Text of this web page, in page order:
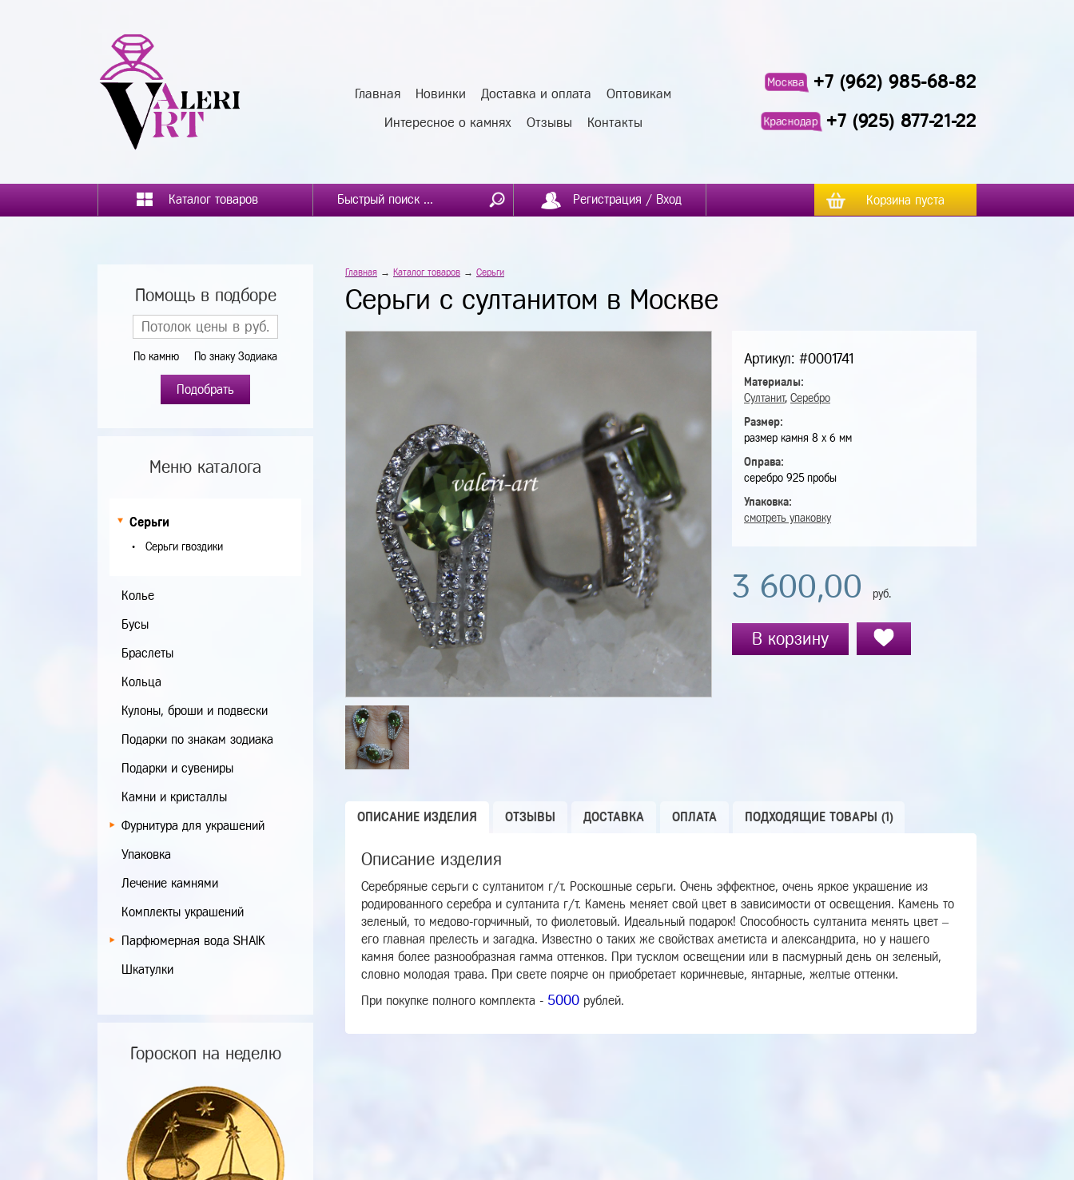
Главная Новинки Доставка и оплата Оптовикам
Интересное о камнях Отзывы Контакты
Москва +7 (962) 985-68-82
Краснодар +7 (925) 877-21-22
Каталог товаров Регистрация / Вход Корзина пуста
Помощь в подборе
По камню По знаку Зодиака
Подобрать
Меню каталога
Серьги
Серьги гвоздики
Колье
Бусы
Браслеты
Кольца
Кулоны, броши и подвески
Подарки по знакам зодиака
Подарки и сувениры
Камни и кристаллы
Фурнитура для украшений
Упаковка
Лечение камнями
Комплекты украшений
Парфюмерная вода SHAIK
Шкатулки
Гороскоп на неделю
Главная → Каталог товаров → Серьги
Серьги с султанитом в Москве
Артикул: #0001741
Материалы:
Султанит, Серебро
Размер:
размер камня 8 х 6 мм
Оправа:
серебро 925 пробы
Упаковка:
смотреть упаковку
3 600,00 руб.
В корзину
ОПИСАНИЕ ИЗДЕЛИЯ ОТЗЫВЫ ДОСТАВКА ОПЛАТА ПОДХОДЯЩИЕ ТОВАРЫ (1)
Описание изделия
Серебряные серьги с султанитом г/т. Роскошные серьги. Очень эффектное, очень яркое украшение из
родированного серебра и султанита г/т. Камень меняет свой цвет в зависимости от освещения. Камень то
зеленый, то медово-горчичный, то фиолетовый. Идеальный подарок! Способность султанита менять цвет –
его главная прелесть и загадка. Известно о таких же свойствах аметиста и александрита, но у нашего
камня более разнообразная гамма оттенков. При тусклом освещении или в пасмурный день он зеленый,
словно молодая трава. При свете поярче он приобретает коричневые, янтарные, желтые оттенки.
При покупке полного комплекта - 5000 рублей.